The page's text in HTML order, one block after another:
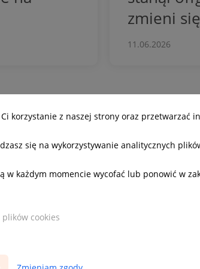
zmieni
pojawi
11.06.2026
Innowacje
korzystanie z naszej strony oraz przetwarzać
się na wykorzystywanie analitycznych
w każdym momencie wycofać lub ponowić w
plików cookies